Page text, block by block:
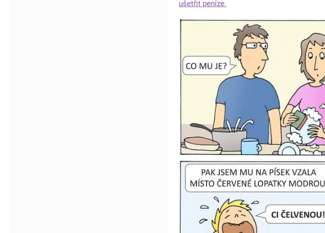
ušetřit peníze.